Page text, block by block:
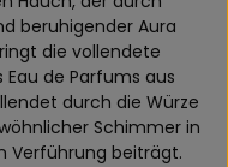
beruhigender Aura
die vollendete
de Parfums aus
durch die Würze
Schimmer in
Verführung beiträgt.